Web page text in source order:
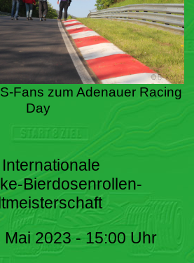
Fans zum Adenauer Racing
Day
Bierdosenrollen-
Mai 2023 - 15:00 Uhr